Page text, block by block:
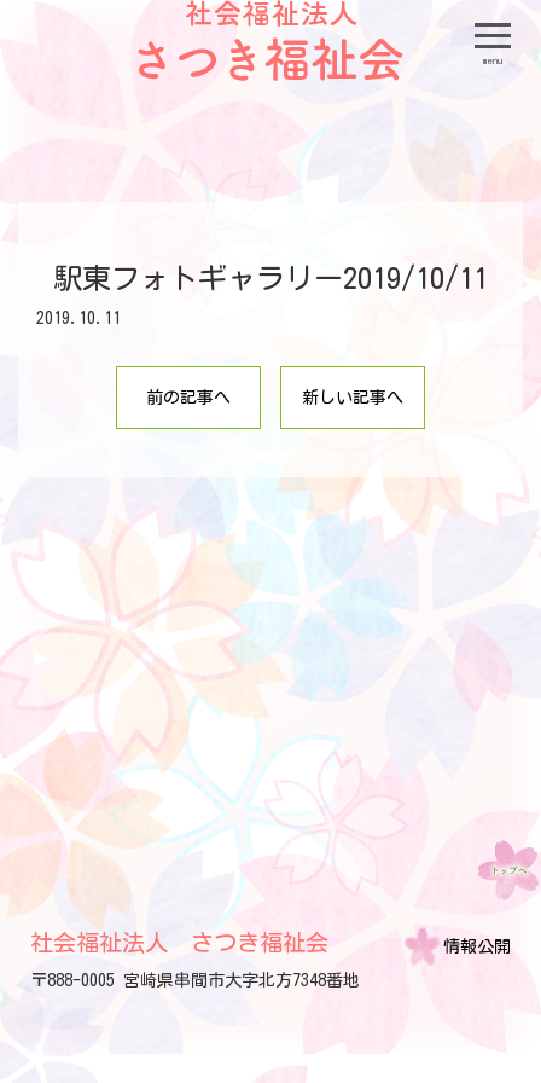
menu
駅東フォトギャラリー2019/10/11
2019.10.11
前の記事へ 新しい記事へ
社会福祉法人 さつき福祉会
〒888-0005 宮崎県串間市大字北方7348番地
情報公開